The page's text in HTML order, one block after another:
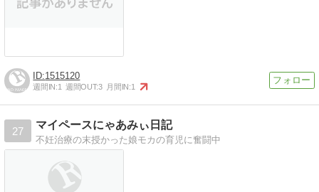
1515120
週間IN:1 週間OUT:3 月間IN:1
27
マイペースにゃあみぃ日記
不妊治療の末授かった娘モカの育児に奮闘中